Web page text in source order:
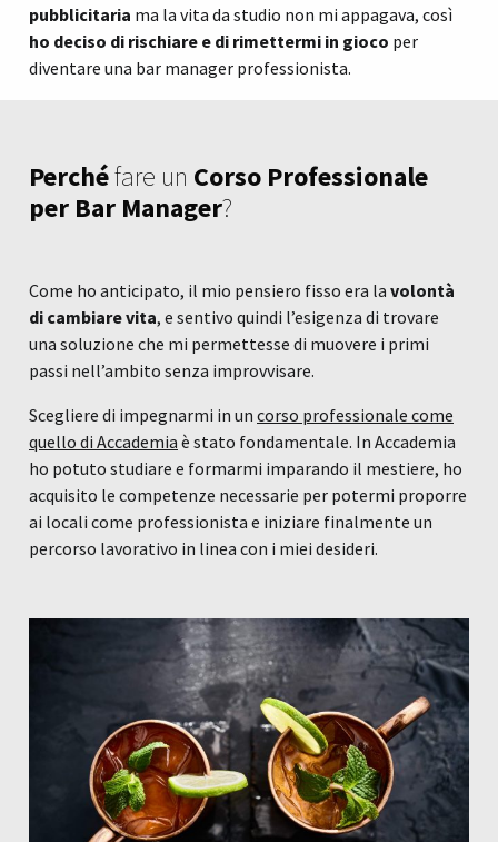
pubblicitaria ma la vita da studio non mi appagava, così
ho deciso di rischiare e di rimettermi in gioco per
diventare una bar manager professionista.
Perchéfare un Corso Professionale
per Bar Manager?
Come ho anticipato, il mio pensiero fisso era la volontà
di cambiare vita, e sentivo quindi l’esigenza di trovare
una soluzione che mi permettesse di muovere i primi
passi nell’ambito senza improvvisare.
Scegliere di impegnarmi in un corso professionale come
quello di Accademia è stato fondamentale. In Accademia
ho potuto studiare e formarmi imparando il mestiere, ho
acquisito le competenze necessarie per potermi proporre
ai locali come professionista e iniziare finalmente un
percorso lavorativo in linea con i miei desideri.